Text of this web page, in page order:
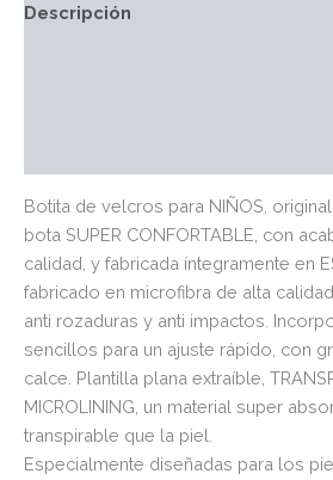
Descripción
Botita de velcros para NIÑOS, original
bota SUPER CONFORTABLE, con
calidad, y fabricada íntegramente en
fabricado en microfibra de alta
anti rozaduras y anti impactos.
sencillos para un ajuste rápido, con
calce. Plantilla plana extraíble,
MICROLINING, un material super
transpirable que la piel.
Especialmente diseñadas para los